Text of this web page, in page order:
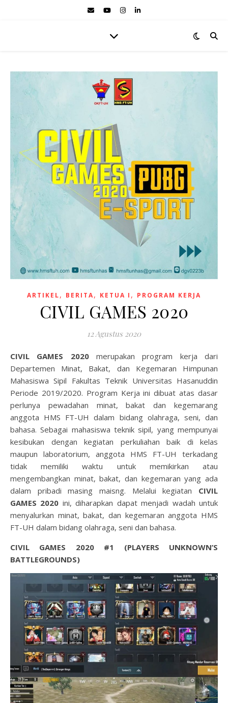
ARTIKEL, BERITA, KETUA I , PROGRAM KERJA
CIVIL GAMES 2020
12 Agustus 2020
CIVIL GAMES 2020merupakan program kerja dari
Departemen Minat, Bakat, dan Kegemaran Himpunan
Mahasiswa Sipil Fakultas Teknik Universitas Hasanuddin
Periode 2019/2020. Program Kerja ini dibuat atas dasar
perlunya pewadahan minat, bakat dan kegemarang
anggota HMS FT-UH dalam bidang olahraga, seni, dan
bahasa. Sebagai mahasiswa teknik sipil, yang mempunyai
kesibukan dengan kegiatan perkuliahan baik di kelas
maupun laboratorium, anggota HMS FT-UH terkadang
tidak memiliki waktu untuk memikirkan atau
mengembangkan minat, bakat, dan kegemaran yang ada
dalam pribadi masing maisng. Melalui kegiatan CIVIL
GAMES 2020 ini, diharapkan dapat menjadi wadah untuk
menyalurkan minat, bakat, dan kegemaran anggota HMS
FT-UH dalam bidang olahraga, seni dan bahasa.
CIVIL GAMES 2020 #1 (PLAYERS UNKNOWN’S
BATTLEGROUNDS)